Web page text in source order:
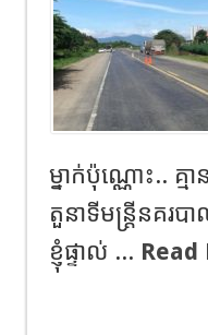
ម្នាក់ប៉ុណ្ណោះ.. គ្
តួនាទីមន្ត្រីនគរ
ខ្ញុំផ្ទាល់ ...